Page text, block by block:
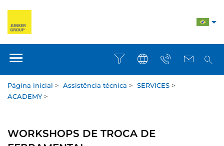
Página inicial > Assistência técnica > SERVICES >
ACADEMY>
WORKSHOPS DE TROCA DE